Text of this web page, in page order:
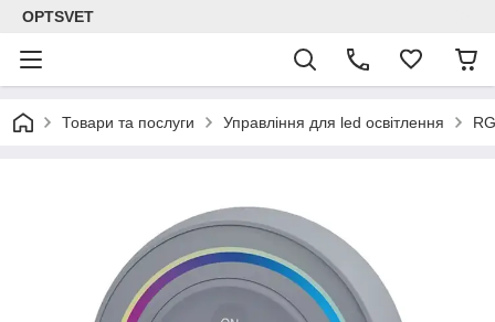
OPTSVET
Товари та послуги Управління для led освітлення